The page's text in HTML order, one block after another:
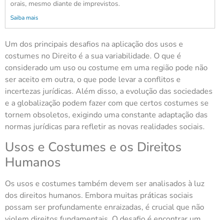
orais, mesmo diante de imprevistos.
Saiba mais
Um dos principais desafios na aplicação dos usos e
costumes no Direito é a sua variabilidade. O que é
considerado um uso ou costume em uma região pode não
ser aceito em outra, o que pode levar a conflitos e
incertezas jurídicas. Além disso, a evolução das sociedades
e a globalização podem fazer com que certos costumes se
tornem obsoletos, exigindo uma constante adaptação das
normas jurídicas para refletir as novas realidades sociais.
Usos e Costumes e os Direitos
Humanos
Os usos e costumes também devem ser analisados à luz
dos direitos humanos. Embora muitas práticas sociais
possam ser profundamente enraizadas, é crucial que não